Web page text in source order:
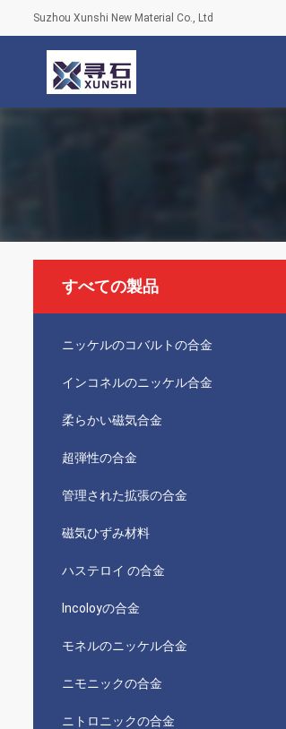
Suzhou Xunshi New Material Co., Ltd
すべての製品
ニッケルのコバルトの合金
インコネルのニッケル合金
柔らかい磁気合金
超弾性の合金
管理された拡張の合金
磁気ひずみ材料
ハステロイ の合金
Incoloyの合金
モネルのニッケル合金
ニモニックの合金
ニトロニックの合金